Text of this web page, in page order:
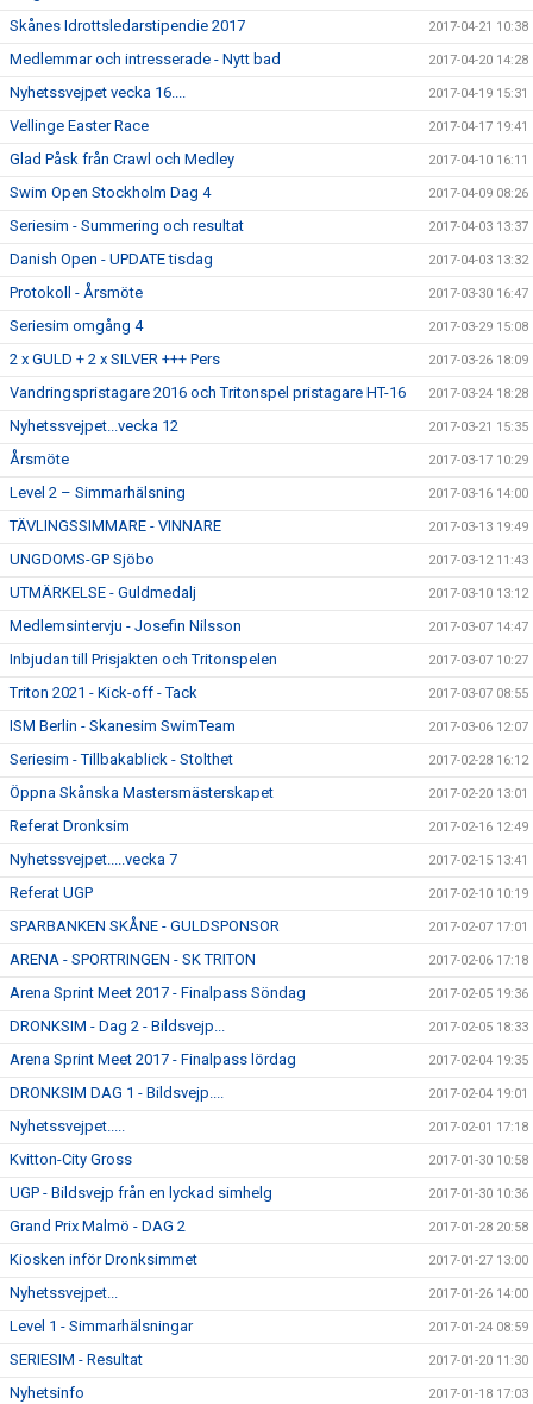
Skånes Idrottsledarstipendie 2017 2017-04-21 10:38
Medlemmar och intresserade - Nytt bad 2017-04-20 14:28
Nyhetssvejpet vecka 16.... 2017-04-19 15:31
Vellinge Easter Race 2017-04-17 19:41
Glad Påsk från Crawl och Medley 2017-04-10 16:11
Swim Open Stockholm Dag 4 2017-04-09 08:26
Seriesim - Summering och resultat 2017-04-03 13:37
Danish Open - UPDATE tisdag 2017-04-03 13:32
Protokoll - Årsmöte 2017-03-30 16:47
Seriesim omgång 4 2017-03-29 15:08
2 x GULD + 2 x SILVER +++ Pers 2017-03-26 18:09
Vandringspristagare 2016 och Tritonspel pristagare HT-16 2017-03-24 18:28
Nyhetssvejpet...vecka 12 2017-03-21 15:35
Årsmöte 2017-03-17 10:29
Level 2 – Simmarhälsning 2017-03-16 14:00
TÄVLINGSSIMMARE - VINNARE 2017-03-13 19:49
UNGDOMS-GP Sjöbo 2017-03-12 11:43
UTMÄRKELSE - Guldmedalj 2017-03-10 13:12
Medlemsintervju - Josefin Nilsson 2017-03-07 14:47
Inbjudan till Prisjakten och Tritonspelen 2017-03-07 10:27
Triton 2021 - Kick-off - Tack 2017-03-07 08:55
ISM Berlin - Skanesim SwimTeam 2017-03-06 12:07
Seriesim - Tillbakablick - Stolthet 2017-02-28 16:12
Öppna Skånska Mastersmästerskapet 2017-02-20 13:01
Referat Dronksim 2017-02-16 12:49
Nyhetssvejpet.....vecka 7 2017-02-15 13:41
Referat UGP 2017-02-10 10:19
SPARBANKEN SKÅNE - GULDSPONSOR 2017-02-07 17:01
ARENA - SPORTRINGEN - SK TRITON 2017-02-06 17:18
Arena Sprint Meet 2017 - Finalpass Söndag 2017-02-05 19:36
DRONKSIM - Dag 2 - Bildsvejp... 2017-02-05 18:33
Arena Sprint Meet 2017 - Finalpass lördag 2017-02-04 19:35
DRONKSIM DAG 1 - Bildsvejp.... 2017-02-04 19:01
Nyhetssvejpet..... 2017-02-01 17:18
Kvitton-City Gross 2017-01-30 10:58
UGP - Bildsvejp från en lyckad simhelg 2017-01-30 10:36
Grand Prix Malmö - DAG 2 2017-01-28 20:58
Kiosken inför Dronksimmet 2017-01-27 13:00
Nyhetssvejpet... 2017-01-26 14:00
Level 1 - Simmarhälsningar 2017-01-24 08:59
SERIESIM - Resultat 2017-01-20 11:30
Nyhetsinfo 2017-01-18 17:03